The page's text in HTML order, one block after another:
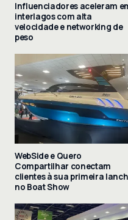
Influenciadores aceleram
interlagos com alta
velocidade e networking de
peso
WebSide e Quero
Compartilhar conectam
clientes à sua primeira
no Boat Show